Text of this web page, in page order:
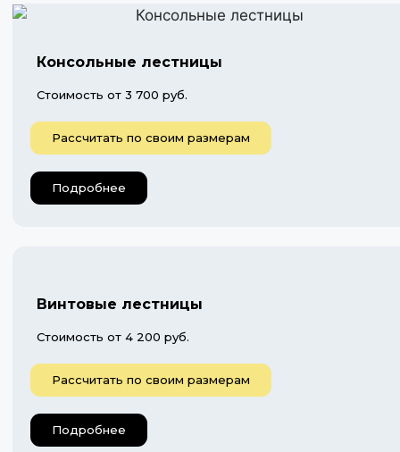
Консольные лестницы
Стоимость от 3 700 руб.
Рассчитать по своим размерам
Подробнее
Винтовые лестницы
Стоимость от 4 200 руб.
Рассчитать по своим размерам
Подробнее